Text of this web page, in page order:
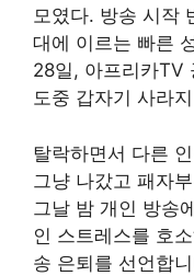
모였다. 방송 시작
대에 이르는 빠른
28일, 아프리카TV
도중 갑자기 사라
탈락하면서 다른
그냥 나갔고 패자
그날 밤 개인 방송
인 스트레스를 호
송 은퇴를 선언합